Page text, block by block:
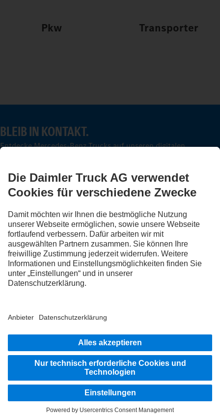
Pkw Transporter
BLEIB IN KONTAKT.
Entdecke Mercedes-Benz Trucks auf unseren digitalen
FOLLOW THE ROADSTARS.
Tausche jetzt Erfahrungen mit anderen Truckerinnen und
Truckern aus.
Rechtliche Hinweise